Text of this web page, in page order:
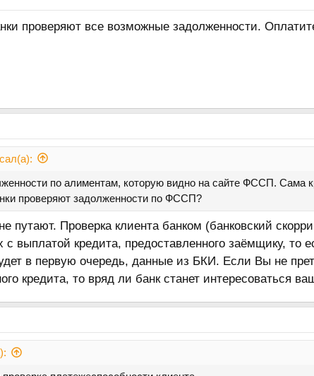
проверяют все возможные задолженности.
по алиментам, которую видно на сайте ФССП. Сама
проверяют задолженности по ФССП?
путают. Проверка клиента банком (банковский
с выплатой кредита, предоставленного заёмщику, то
в первую очередь, данные из БКИ. Если Вы не
кредита, то вряд ли банк станет интересоваться